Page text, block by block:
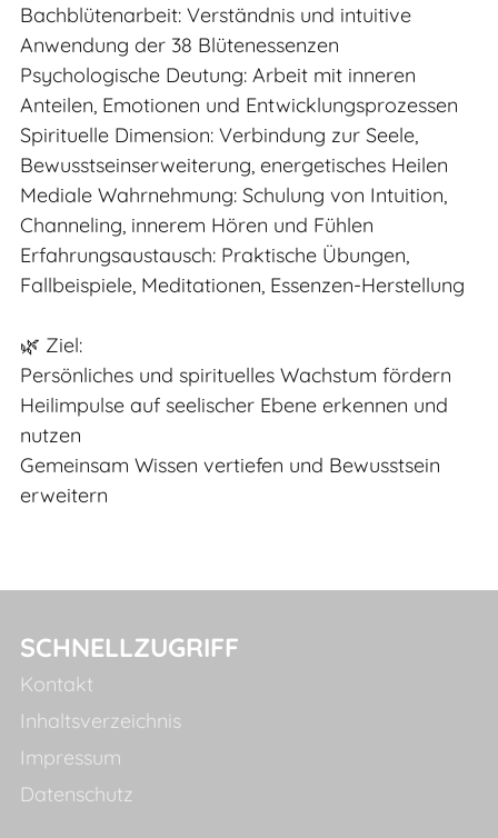
Bachblütenarbeit: Verständnis und intuitive
Anwendung der 38 Blütenessenzen
Psychologische Deutung: Arbeit mit inneren
Anteilen, Emotionen und Entwicklungsprozessen
Spirituelle Dimension: Verbindung zur Seele,
Bewusstseinserweiterung, energetisches Heilen
Mediale Wahrnehmung: Schulung von Intuition,
Channeling, innerem Hören und Fühlen
Erfahrungsaustausch: Praktische Übungen,
Fallbeispiele, Meditationen, Essenzen-Herstellung
🌿 Ziel:
Persönliches und spirituelles Wachstum fördern
Heilimpulse auf seelischer Ebene erkennen und
nutzen
Gemeinsam Wissen vertiefen und Bewusstsein
erweitern
SCHNELLZUGRIFF
Kontakt
Inhaltsverzeichnis
Impressum
Datenschutz